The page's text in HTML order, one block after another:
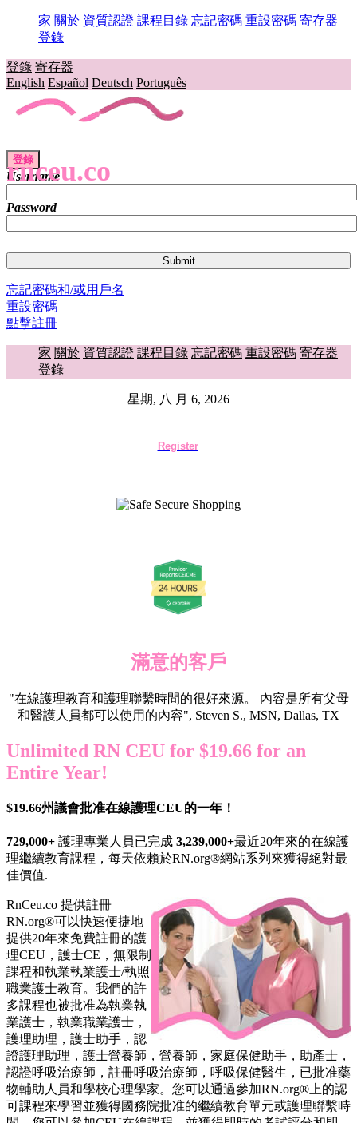
家 關於 資質認證 課程目錄 忘記密碼 重設密碼 寄存器
登錄
登錄 寄存器
English Español Deutsch Português
rnceu.co
登錄
Username
Password
忘記密碼和/或用戶名
重設密碼
點擊註冊
家 關於 資質認證 課程目錄 忘記密碼 重設密碼 寄存器
登錄
星期, 八 月 6, 2026
Register
滿意的客戶
"在線護理教育和護理聯繫時間的很好來源。 內容是所有父母
和醫護人員都可以使用的內容", Steven S., MSN, Dallas, TX
Unlimited RN CEU for $19.66 for an
Entire Year!
$19.66州議會批准在線護理CEU的一年！
729,000+ 護理專業人員已完成 3,239,000+最近20年來的在線護
理繼續教育課程，每天依賴於RN.org®網站系列來獲得絕對最
佳價值.
RnCeu.co 提供註冊
RN.org®可以快速便捷地
提供20年來免費註冊的護
理CEU，護士CE，無限制
課程和執業執業護士/執照
職業護士教育。我們的許
多課程也被批准為執業執
業護士，執業職業護士，
護理助理，護士助手，認
證護理助理，護士營養師，營養師，家庭保健助手，助產士，
認證呼吸治療師，註冊呼吸治療師，呼吸保健醫生，已批准藥
物輔助人員和學校心理學家。您可以通過參加RN.org®上的認
可課程來學習並獲得國務院批准的繼續教育單元或護理聯繫時